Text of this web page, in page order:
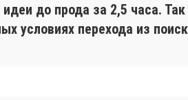
до прода за 2,5 часа.
условиях перехода из